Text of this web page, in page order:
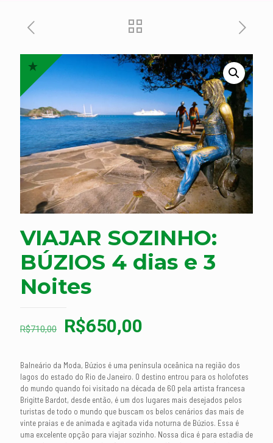
VIAJAR SOZINHO:
BÚZIOS 4 dias e 3
Noites
R$710,00
O
original
era:
R$710,00.
R$650,00
atual
é:
R$650,00.
Balneário da Moda, Búzios é uma península oceânica na região dos
lagos do estado do Rio de Janeiro. O destino entrou para os holofotes
do mundo quando foi visitado na década de 60 pela artista francesa
Brigitte Bardot, desde então, é um dos lugares mais desejados pelos
turistas de todo o mundo que buscam os belos cenários das mais de
vinte praias e de animada e agitada vida noturna de Búzios. Essa é
uma excelente opção para viajar sozinho. Nossa dica é para estadia de